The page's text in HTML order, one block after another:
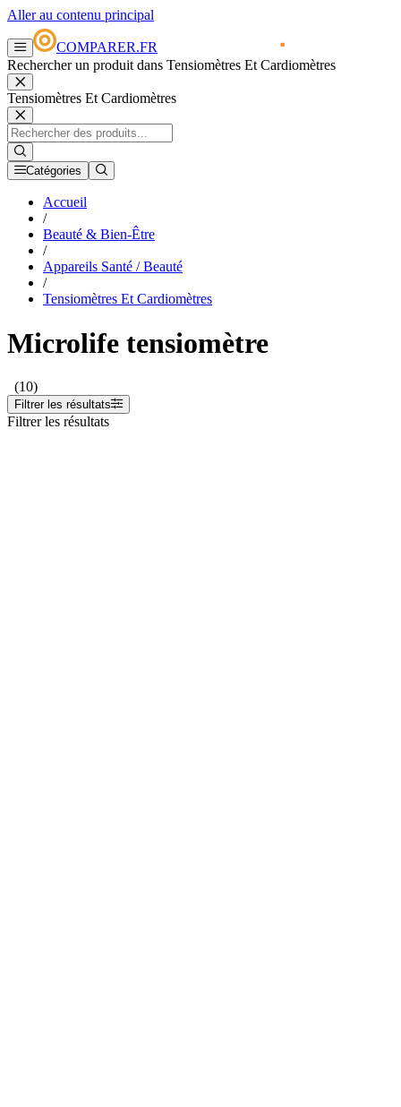
Aller au contenu principal
COMPARER.FR
Rechercher un produit dans Tensiomètres Et Cardiomètres
Tensiomètres Et Cardiomètres
Catégories
Accueil
/
Beauté & Bien-Être
/
Appareils Santé / Beauté
/
Tensiomètres Et Cardiomètres
Microlife tensiomètre
(10)
Filtrer les résultats
Filtrer les résultats